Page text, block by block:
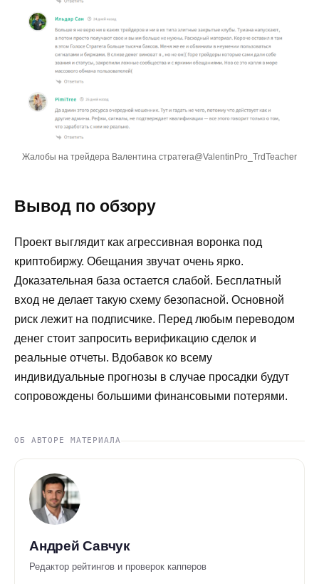
Жалобы на трейдера Валентина стратега@ValentinPro_TrdTeacher
Вывод по обзору
Проект выглядит как агрессивная воронка под
криптобиржу. Обещания звучат очень ярко.
Доказательная база остается слабой. Бесплатный
вход не делает такую схему безопасной. Основной
риск лежит на подписчике. Перед любым переводом
денег стоит запросить верификацию сделок и
реальные отчеты. Вдобавок ко всему
индивидуальные прогнозы в случае просадки будут
сопровождены большими финансовыми потерями.
ОБ АВТОРЕ МАТЕРИАЛА
Андрей Савчук
Редактор рейтингов и проверок капперов